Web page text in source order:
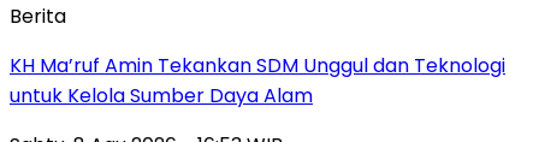
Berita
KH Ma’ruf Amin Tekankan SDM Unggul dan Teknologi
untuk Kelola Sumber Daya Alam